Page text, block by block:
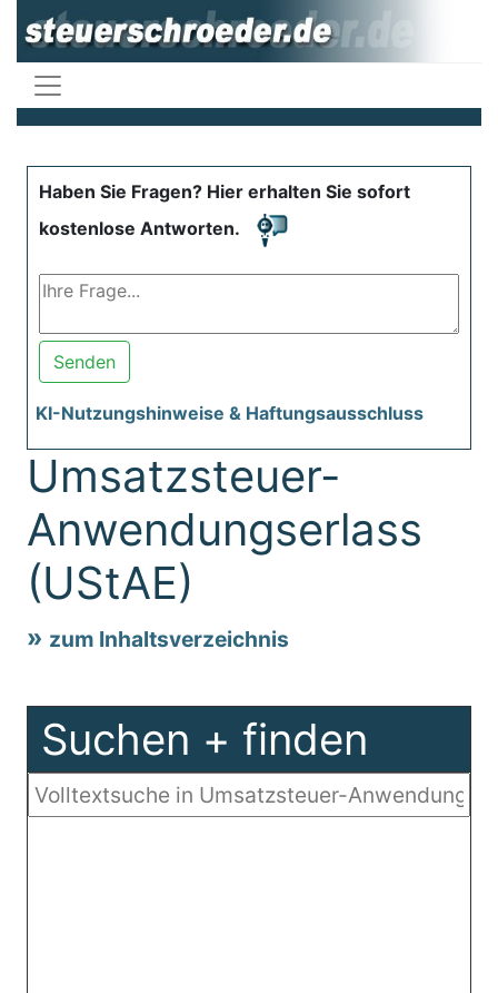
Haben Sie Fragen? Hier erhalten Sie sofort
kostenlose Antworten.
Senden
KI-Nutzungshinweise & Haftungsausschluss
Umsatzsteuer-
Anwendungserlass
(UStAE)
zum Inhaltsverzeichnis
Suchen + finden